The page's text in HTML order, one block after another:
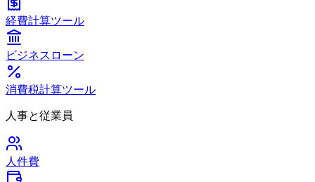
経費計算ツール
ビジネスローン
消費税計算ツール
人事と従業員
人件費